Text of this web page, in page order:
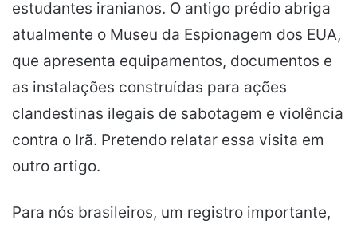
estudantes iranianos. O antigo prédio abriga
atualmente o Museu da Espionagem dos EUA,
que apresenta equipamentos, documentos e
as instalações construídas para ações
clandestinas ilegais de sabotagem e violência
contra o Irã. Pretendo relatar essa visita em
outro artigo.
Para nós brasileiros, um registro importante,